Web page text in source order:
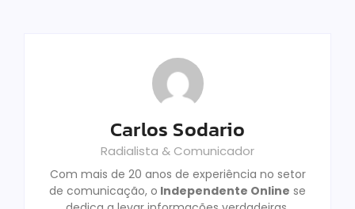
Carlos Sodario
Radialista & Comunicador
Com mais de 20 anos de experiência no setor
de comunicação, o Independente Online se